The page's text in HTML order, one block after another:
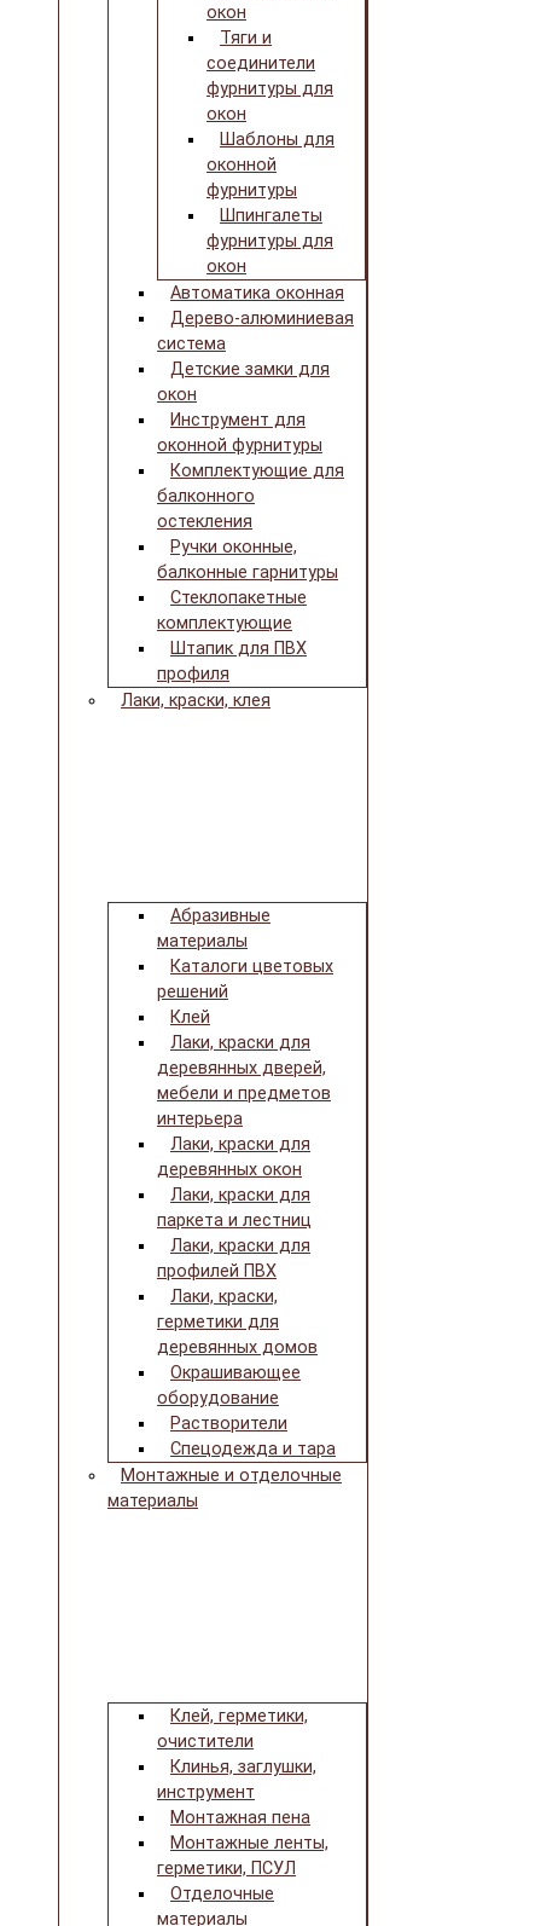
окон
Тяги и
соединители
фурнитуры для
окон
Шаблоны для
оконной
фурнитуры
Шпингалеты
фурнитуры для
окон
Автоматика оконная
Дерево-алюминиевая
система
Детские замки для
окон
Инструмент для
оконной фурнитуры
Комплектующие для
балконного
остекления
Ручки оконные,
балконные гарнитуры
Стеклопакетные
комплектующие
Штапик для ПВХ
профиля
Лаки, краски, клея
Абразивные
материалы
Каталоги цветовых
решений
Клей
Лаки, краски для
деревянных дверей,
мебели и предметов
интерьера
Лаки, краски для
деревянных окон
Лаки, краски для
паркета и лестниц
Лаки, краски для
профилей ПВХ
Лаки, краски,
герметики для
деревянных домов
Окрашивающее
оборудование
Растворители
Спецодежда и тара
Монтажные и отделочные
материалы
Клей, герметики,
очистители
Клинья, заглушки,
инструмент
Монтажная пена
Монтажные ленты,
герметики, ПСУЛ
Отделочные
материалы